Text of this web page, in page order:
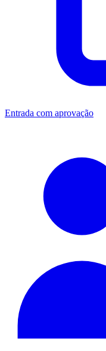
Entrada com aprovação